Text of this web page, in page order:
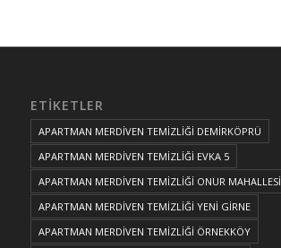
ETIKETLER
APARTMAN MERDİVEN TEMİZLİĞİ DEMİRKÖPRÜ
APARTMAN MERDİVEN TEMİZLİĞİ EVKA 5
APARTMAN MERDİVEN TEMİZLİĞİ ONUR MAHALLESİ
APARTMAN MERDİVEN TEMİZLİĞİ YENİ GİRNE
APARTMAN MERDİVEN TEMİZLİĞİ ÖRNEKKÖY